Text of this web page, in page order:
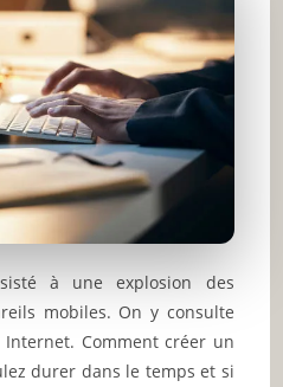
à une explosion des
mobiles. On y consulte
Comment créer un
durer dans le temps et si